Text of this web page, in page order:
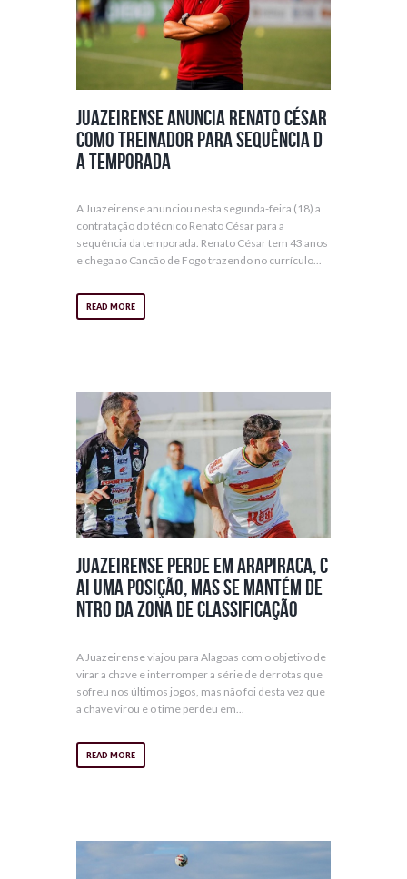
Juazeirense anuncia Renato César
como treinador para sequência d
a temporada
A Juazeirense anunciou nesta segunda-feira (18) a
contratação do técnico Renato César para a
sequência da temporada. Renato César tem 43 anos
e chega ao Cancão de Fogo trazendo no currículo...
READ MORE
Juazeirense perde em Arapiraca, c
ai uma posição, mas se mantém de
ntro da zona de classificação
A Juazeirense viajou para Alagoas com o objetivo de
virar a chave e interromper a série de derrotas que
sofreu nos últimos jogos, mas não foi desta vez que
a chave virou e o time perdeu em...
READ MORE